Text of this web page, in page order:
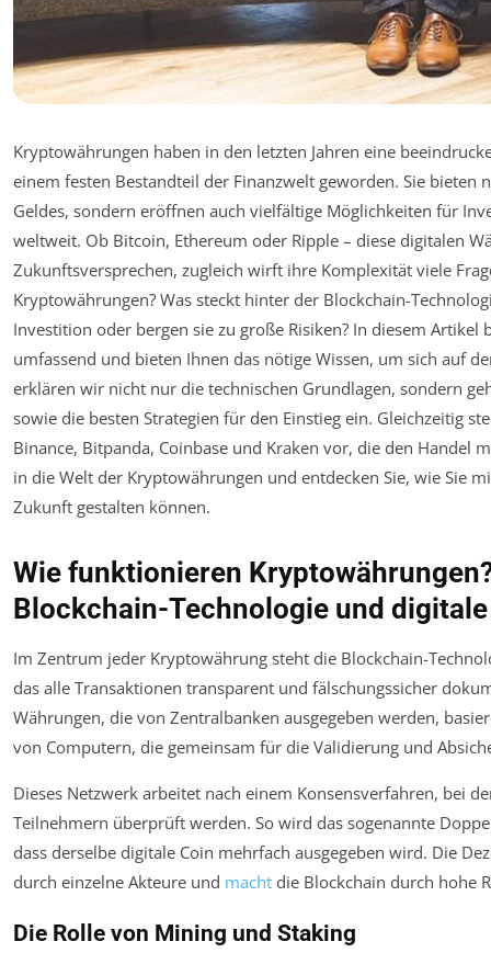
Kryptowährungen haben in den letzten Jahren eine
einem festen Bestandteil der Finanzwelt geworden. Sie bieten
Geldes, sondern eröffnen auch vielfältige Möglichkeiten für
weltweit. Ob Bitcoin, Ethereum oder Ripple – diese digitalen
Zukunftsversprechen, zugleich wirft ihre Komplexität viele
Kryptowährungen? Was steckt hinter der Blockchain-
Investition oder bergen sie zu große Risiken? In diesem Artikel
umfassend und bieten Ihnen das nötige Wissen, um sich auf
erklären wir nicht nur die technischen Grundlagen, sondern
sowie die besten Strategien für den Einstieg ein. Gleichzeitig
Binance, Bitpanda, Coinbase und Kraken vor, die den Handel
in die Welt der Kryptowährungen und entdecken Sie, wie Sie
Zukunft gestalten können.
Wie funktionieren
Blockchain-Technologie und
Im Zentrum jeder Kryptowährung steht die Blockchain-
das alle Transaktionen transparent und fälschungssicher
Währungen, die von Zentralbanken ausgegeben werden,
von Computern, die gemeinsam für die Validierung und
Dieses Netzwerk arbeitet nach einem Konsensverfahren, bei
Teilnehmern überprüft werden. So wird das sogenannte
dass derselbe digitale Coin mehrfach ausgegeben wird. Die
durch einzelne Akteure und macht die Blockchain durch hohe
Die Rolle von Mining und Staking